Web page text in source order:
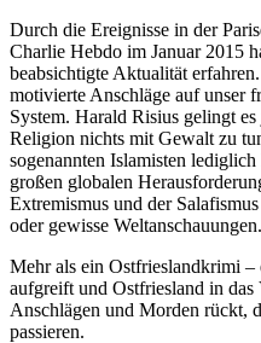
Durch die Ereignisse in der
Charlie Hebdo im Januar 2015
beabsichtigte Aktualität
motivierte Anschläge auf unser
System. Harald Risius gelingt
Religion nichts mit Gewalt zu
sogenannten Islamisten
großen globalen
Extremismus und der
oder gewisse Weltanschauungen.
Mehr als ein Ostfrieslandkrimi
aufgreift und Ostfriesland in
Anschlägen und Morden rückt,
passieren.